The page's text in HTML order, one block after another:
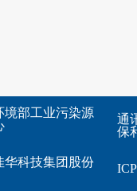
境部工业污染源
华科技集团股份
通
保